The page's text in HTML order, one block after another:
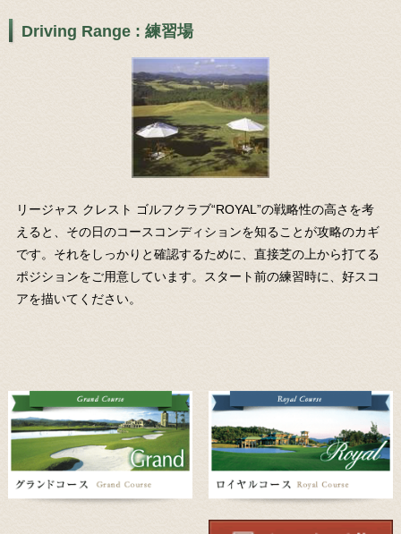
Driving Range : 練習場
リージャス クレスト ゴルフクラブ“ROYAL”の戦略性の高さを考
えると、その日のコースコンディションを知ることが攻略のカギ
です。それをしっかりと確認するために、直接芝の上から打てる
ポジションをご用意しています。スタート前の練習時に、好スコ
アを描いてください。